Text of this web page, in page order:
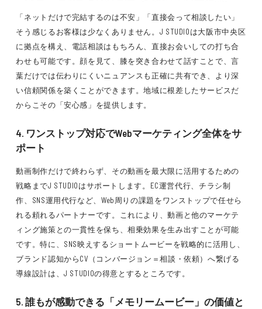
「ネットだけで完結するのは不安」「直接会って相談したい」
そう感じるお客様は少なくありません。J STUDIOは大阪市中央区
に拠点を構え、電話相談はもちろん、直接お会いしての打ち合
わせも可能です。顔を見て、膝を突き合わせて話すことで、言
葉だけでは伝わりにくいニュアンスも正確に共有でき、より深
い信頼関係を築くことができます。地域に根差したサービスだ
からこその「安心感」を提供します。
4. ワンストップ対応でWebマーケティング全体をサ
ポート
動画制作だけで終わらず、その動画を最大限に活用するための
戦略までJ STUDIOはサポートします。EC運営代行、チラシ制
作、SNS運用代行など、Web周りの課題をワンストップで任せら
れる頼れるパートナーです。これにより、動画と他のマーケテ
ィング施策との一貫性を保ち、相乗効果を生み出すことが可能
です。特に、SNS映えするショートムービーを戦略的に活用し、
ブランド認知からCV（コンバージョン＝相談・依頼）へ繋げる
導線設計は、J STUDIOの得意とするところです。
5. 誰もが感動できる「メモリームービー」の価値と